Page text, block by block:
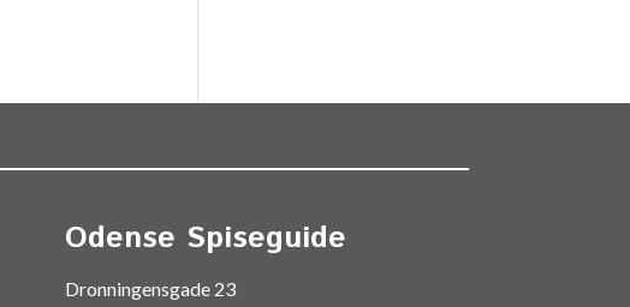
Odense Spiseguide
Dronningensgade 23